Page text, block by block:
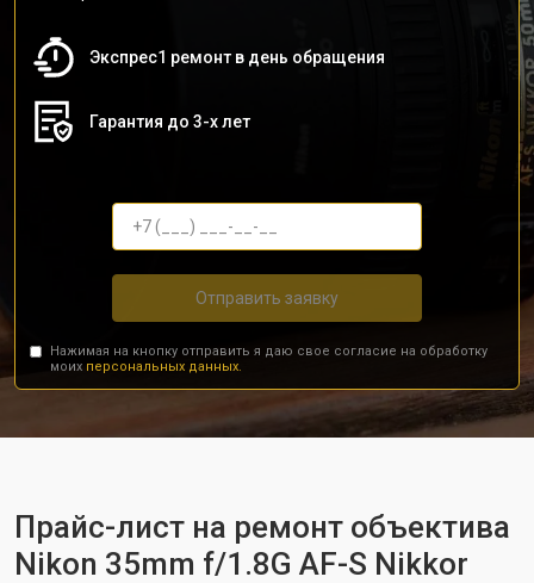
Экспрес1 ремонт в день обращения
Гарантия до 3-х лет
Отправить заявку
Нажимая на кнопку отправить я даю свое согласие на обработку
моих персональных данных.
Прайс-лист на ремонт объектива
Nikon 35mm f/1.8G AF-S Nikkor